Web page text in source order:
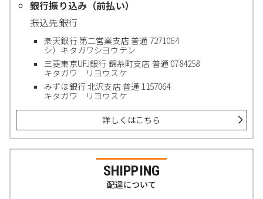
銀行振り込み（前払い）
振込先銀行
楽天銀行 第二営業支店 普通 7271064
シ）キタガワシヨウテン
三菱東京UFJ銀行 錦糸町支店 普通 0784258
キタガワ リヨウスケ
みずほ銀行 北沢支店 普通 1157064
キタガワ リヨウスケ
詳しくはこちら
SHIPPING
配達について